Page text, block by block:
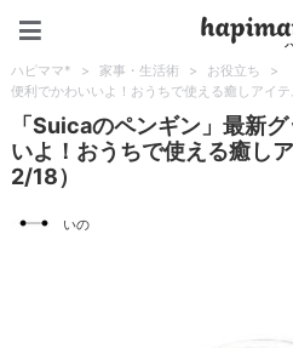
ハピママ* > 家事・生活術 > お役立ち >
便利でかわいいよ！おうちで使える癒しアイ
「Suicaのペンギン」最新
いよ！おうちで使える癒し
2/18）
いの